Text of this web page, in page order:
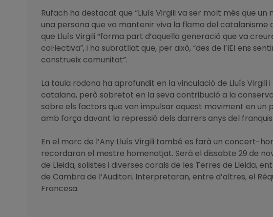
Rufach ha destacat que “Lluís Virgili va ser molt més que
una persona que va mantenir viva la flama del catalanisme
que Lluís Virgili “forma part d’aquella generació que va
col·lectiva”, i ha subratllat que, per això, “des de l’IEI ens
construeix comunitat”.
La taula rodona ha aprofundit en la vinculació de Lluís
catalana, però sobretot en la seva contribució a la
sobre els factors que van impulsar aquest moviment en
amb força davant la repressió dels darrers anys del
En el marc de l’Any Lluís Virgili també es farà un concert-
recordaran el mestre homenatjat. Serà el dissabte 29 de
de Lleida, solistes i diverses corals de les Terres de Lleida,
de Cambra de l’Auditori. Interpretaran, entre d’altres, el
Francesa.